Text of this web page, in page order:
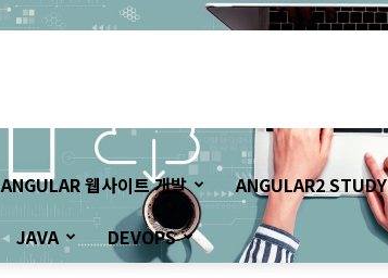
ANGULAR 웹사이트 개발
ANGULAR2 STUDY
JAVA DEVOPS